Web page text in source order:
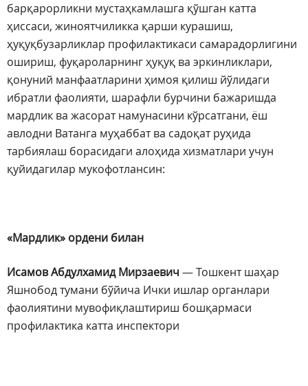
барқарорликни мустаҳкамлашга қўшган катта
ҳиссаси, жиноятчиликка қарши курашиш,
ҳуқуқбузарликлар профилактикаси самарадорлигини
ошириш, фуқароларнинг ҳуқуқ ва эркинликлари,
қонуний манфаатларини ҳимоя қилиш йўлидаги
ибратли фаолияти, шарафли бурчини бажаришда
мардлик ва жасорат намунасини кўрсатгани, ёш
авлодни Ватанга муҳаббат ва садоқат руҳида
тарбиялаш борасидаги алоҳида хизматлари учун
қуйидагилар мукофотлансин:
«Мардлик» ордени билан
Исамов Абдулхамид Мирзаевич — Тошкент шаҳар
Яшнобод тумани бўйича Ички ишлар органлари
фаолиятини мувофиқлаштириш бошқармаси
профилактика катта инспектори